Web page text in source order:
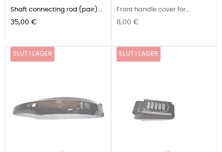
Shaft connecting rod (pair)...
Pris
35,00 €
Front handle cover för...
Pris
8,00 €
SLUT I LAGER SLUT I LAGER